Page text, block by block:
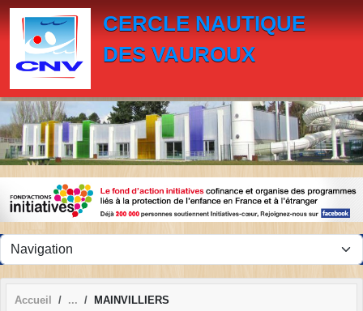
CERCLE NAUTIQUE
DES VAUROUX
Accueil MAINVILLIERS
Panneau de gestion des cookies